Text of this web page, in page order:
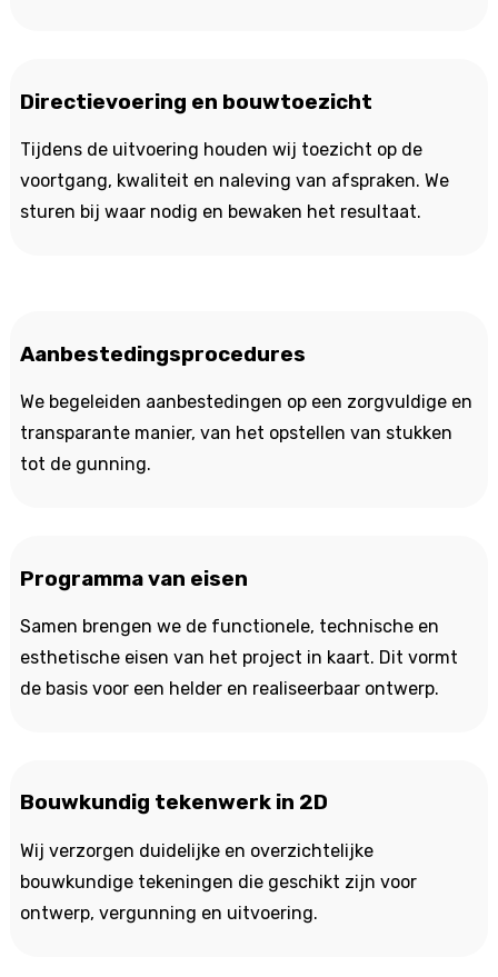
Directievoering en bouwtoezicht
Tijdens de uitvoering houden wij toezicht op de
voortgang, kwaliteit en naleving van afspraken. We
sturen bij waar nodig en bewaken het resultaat.
Aanbestedingsprocedures
We begeleiden aanbestedingen op een zorgvuldige en
transparante manier, van het opstellen van stukken
tot de gunning.
Programma van eisen
Samen brengen we de functionele, technische en
esthetische eisen van het project in kaart. Dit vormt
de basis voor een helder en realiseerbaar ontwerp.
Bouwkundig tekenwerk in 2D
Wij verzorgen duidelijke en overzichtelijke
bouwkundige tekeningen die geschikt zijn voor
ontwerp, vergunning en uitvoering.